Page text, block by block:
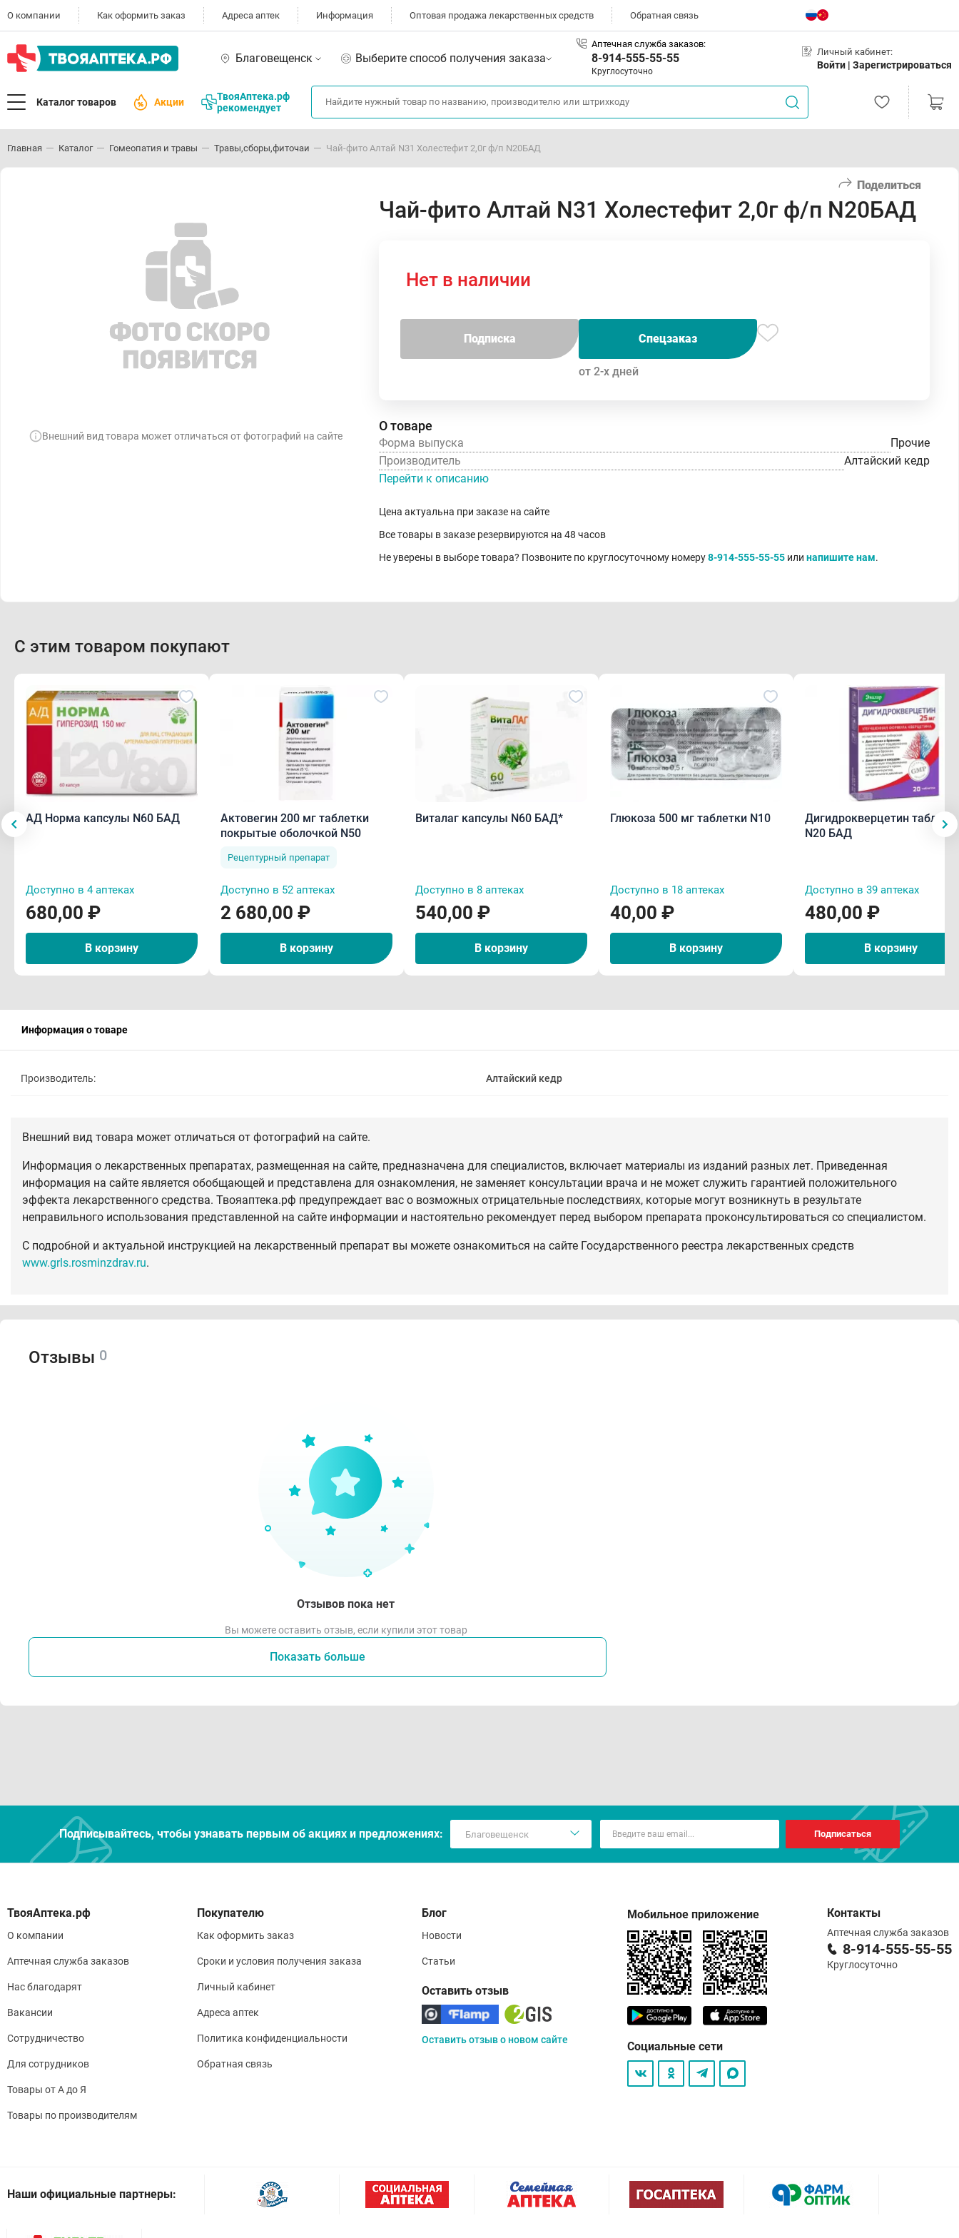
О компании Как оформить заказ Адреса аптек Информация Оптовая продажа лекарственных средств Обратная связь
Благовещенск Выберите способ получения заказа
Аптечная служба заказов:
8-914-555-55-55
Круглосуточно
Личный кабинет:
Войти | Зарегистрироваться
Каталог товаров Акции
ТвояАптека.рф
рекомендует
Главная Каталог Гомеопатия и травы Травы,сборы,фиточаи Чай-фито Алтай N31 Холестефит 2,0г ф/п N20БАД
Поделиться
Внешний вид товара может отличаться от фотографий на сайте
Чай-фито Алтай N31 Холестефит 2,0г ф/п N20БАД
Нет в наличии
Подписка Спецзаказ
от 2-х дней
О товаре
Форма выпуска
Прочие
Производитель
Алтайский кедр
Перейти к описанию
Цена актуальна при заказе на сайте
Все товары в заказе резервируются на 48 часов
Не уверены в выборе товара? Позвоните по круглосуточному номеру8-914-555-55-55 или напишите нам.
С этим товаром покупают
АД Норма капсулы N60 БАД
Доступно в 4 аптеках
680,00 ₽
В корзину
Актовегин 200 мг таблетки
покрытые оболочкой N50
Рецептурный препарат
Доступно в 52 аптеках
2 680,00 ₽
В корзину
Виталаг капсулы N60 БАД*
Доступно в 8 аптеках
540,00 ₽
В корзину
Глюкоза 500 мг таблетки N10
Доступно в 18 аптеках
40,00 ₽
В корзину
Дигидрокверцетин
N20 БАД
Доступно в 39 аптеках
480,00 ₽
В корзину
Информация о товаре
Производитель: Алтайский кедр
Внешний вид товара может отличаться от фотографий на сайте.
Информация о лекарственных препаратах, размещенная на сайте, предназначена для специалистов, включает материалы из изданий разных лет. Приведенная
информация на сайте является обобщающей и представлена для ознакомления, не заменяет консультации врача и не может служить гарантией положительного
эффекта лекарственного средства. Твояаптека.рф предупреждает вас о возможных отрицательные последствиях, которые могут возникнуть в результате
неправильного использования представленной на сайте информации и настоятельно рекомендует перед выбором препарата проконсультироваться со специалистом.
С подробной и актуальной инструкцией на лекарственный препарат вы можете ознакомиться на сайте Государственного реестра лекарственных средств
www.grls.rosminzdrav.ru.
Отзывы 0
Отзывов пока нет
Вы можете оставить отзыв, если купили этот товар
Показать больше
Подписывайтесь, чтобы узнавать первым об акцияx и предложениях: Подписаться
О компании
Аптечная служба заказов
Нас благодарят
Вакансии
Сотрудничество
Для сотрудников
Товары от А до Я
Товары по производителям
Покупателю
Как оформить заказ
Сроки и условия получения заказа
Личный кабинет
Адреса аптек
Политика конфиденциальности
Обратная связь
Блог
Новости
Статьи
Оставить отзыв
Оставить отзыв о новом сайте
Мобильное приложение
Социальные сети
Контакты
Аптечная служба заказов
8-914-555-55-55
Круглосуточно
Наши официальные партнеры: